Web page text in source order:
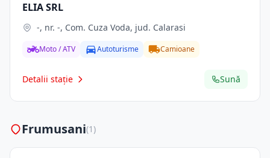
ELIA SRL
-, nr. -, Com. Cuza Voda, jud. Calarasi
Moto / ATV Autoturisme Camioane
Detalii stație Sună
Frumusani(1)